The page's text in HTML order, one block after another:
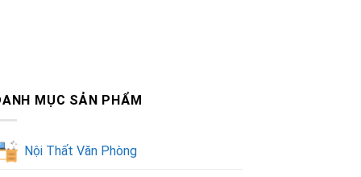
MỤC SẢN PHẨM
Nội Thất Văn Phòng